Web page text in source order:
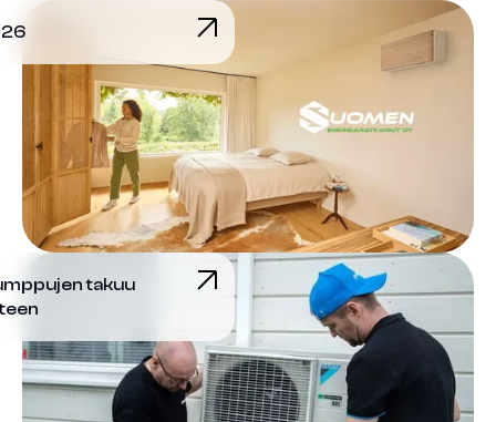
takuu